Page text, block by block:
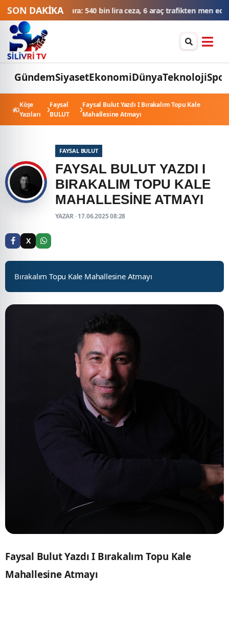
SON DAKİKA
540 bin lira ceza, 6 araç trafikten men edildiTHY'den tüm
GündemSiyasetEkonomiDünyaTeknolojiSpor
Köşe
Yazıları
Faysal
BULUT
Faysal Bulut Yazdı I Bırakalım Topu Kale
Mahallesine Atmayı
FAYSAL BULUT
FAYSAL BULUT YAZDI I
BIRAKALIM TOPU KALE
MAHALLESINE ATMAYI
YAZAR · 17.06.2025 08:28
X
Bırakalım Topu Kale Mahallesine Atmayı
Faysal Bulut Yazdı I Bırakalım Topu Kale
Mahallesine Atmayı